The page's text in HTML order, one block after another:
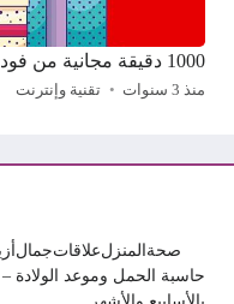
1000 دقيقة مجانية من فودافون ببلاش
منذ 3 سنوات تقنية وإنترنت
صحةالمنزلعلاقاتجمال
حاسبة الحمل وموعد
بالأسابيع والأشهر